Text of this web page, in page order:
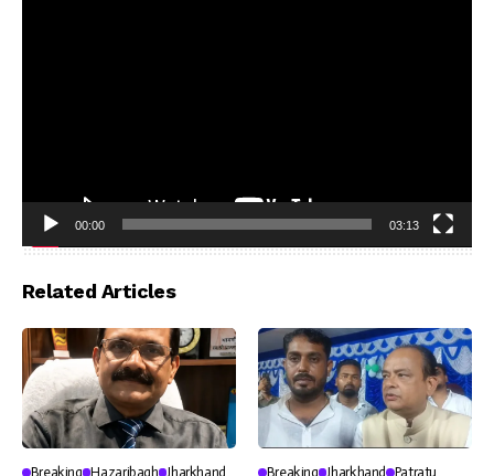
Player
00:00 03:13
Related Articles
Breaking Hazaribagh Jharkhand
Breaking Jharkhand
Patratu